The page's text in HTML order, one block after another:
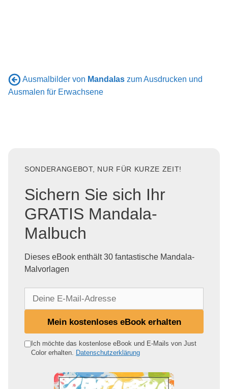
Ausmalbilder von Mandalas zum Ausdrucken und
Ausmalen für Erwachsene
SONDERANGEBOT, NUR FÜR KURZE ZEIT!
Sichern Sie sich Ihr
GRATIS Mandala-
Malbuch
Dieses eBook enthält 30 fantastische Mandala-
Malvorlagen
e
Mein kostenloses eBook erhalten
Ich möchte das kostenlose eBook und E-Mails von Just
Color erhalten.
Datenschutzerklärung